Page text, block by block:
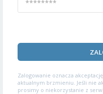
Zalogowanie oznacza akceptację
aktualnym brzmieniu. Jeśli nie
prosimy o niekorzystanie z